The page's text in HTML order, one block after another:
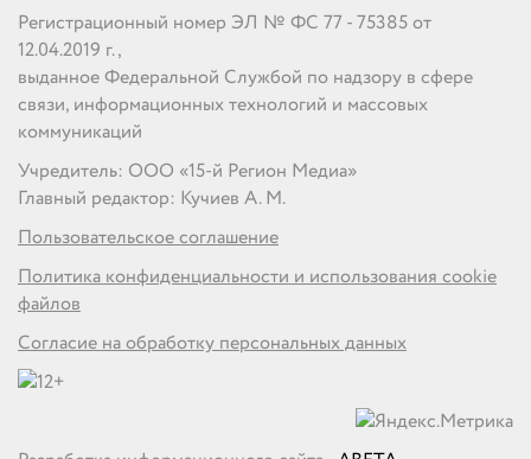
Регистрационный номер ЭЛ № ФС 77 - 75385 от
12.04.2019 г.,
выданное Федеральной Службой по надзору в сфере
связи, информационных технологий и массовых
коммуникаций
Учредитель: ООО «15-й Регион Медиа»
Главный редактор: Кучиев А. М.
Пользовательское соглашение
Политика конфиденциальности и использования cookie
файлов
Согласие на обработку персональных данных